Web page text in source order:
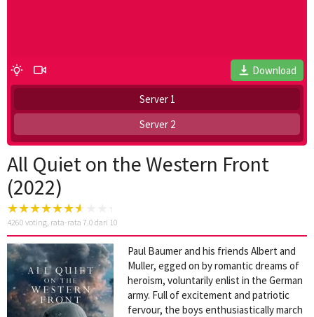
Download
Server 1
Server 2
All Quiet on the Western Front
(2022)
4260 voting, rata-rata 7.0 dari 10
Paul Baumer and his friends Albert and
Muller, egged on by romantic dreams of
heroism, voluntarily enlist in the German
army. Full of excitement and patriotic
fervour, the boys enthusiastically march